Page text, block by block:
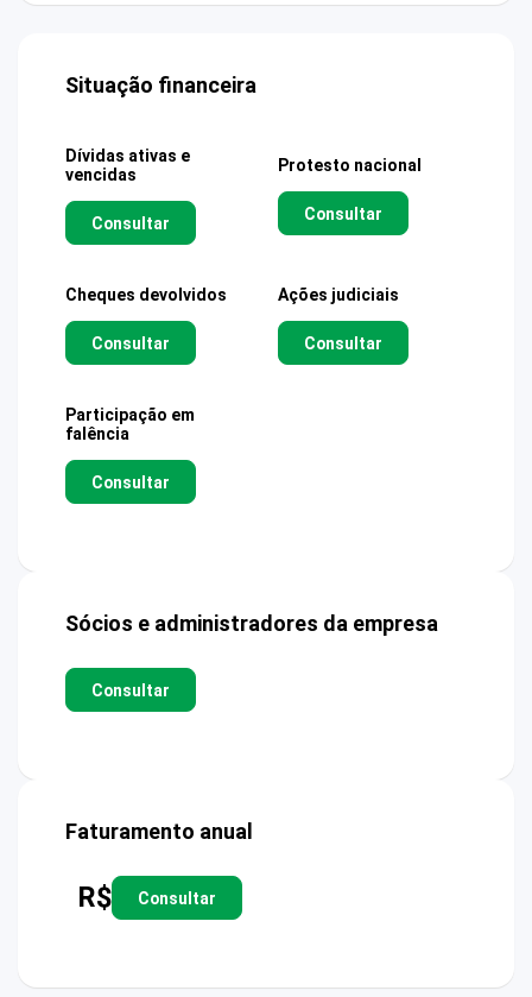
Situação financeira
Dívidas ativas e
vencidas
Consultar
Protesto nacional
Consultar
Cheques devolvidos
Consultar
Ações judiciais
Consultar
Participação em
falência
Consultar
Sócios e administradores da empresa
Consultar
Faturamento anual
R$ Consultar